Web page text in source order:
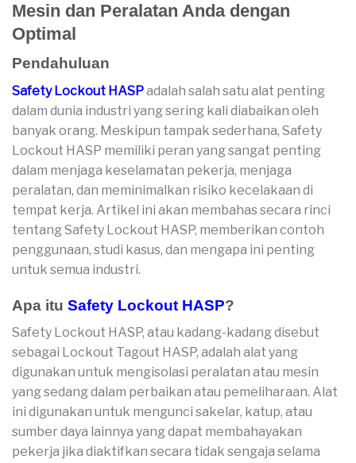
Mesin dan Peralatan Anda dengan
Optimal
Pendahuluan
Safety Lockout HASPadalah salah satu alat penting
dalam dunia industri yang sering kali diabaikan oleh
banyak orang. Meskipun tampak sederhana, Safety
Lockout HASP memiliki peran yang sangat penting
dalam menjaga keselamatan pekerja, menjaga
peralatan, dan meminimalkan risiko kecelakaan di
tempat kerja. Artikel ini akan membahas secara rinci
tentang Safety Lockout HASP, memberikan contoh
penggunaan, studi kasus, dan mengapa ini penting
untuk semua industri.
Apa itu Safety Lockout HASP?
Safety Lockout HASP, atau kadang-kadang disebut
sebagai Lockout Tagout HASP, adalah alat yang
digunakan untuk mengisolasi peralatan atau mesin
yang sedang dalam perbaikan atau pemeliharaan. Alat
ini digunakan untuk mengunci sakelar, katup, atau
sumber daya lainnya yang dapat membahayakan
pekerja jika diaktifkan secara tidak sengaja selama